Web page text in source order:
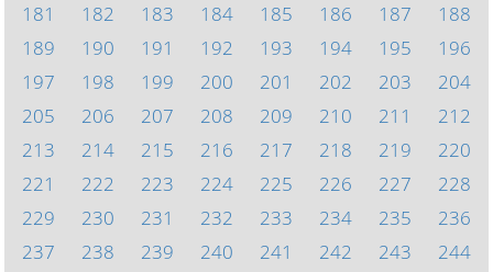
181
182 183 184 185 186 187
188
189
190 191 192 193 194 195
196
197
198 199 200 201 202 203
204
205
206 207 208 209 210 211
212
213
214 215 216 217 218 219
220
221
222 223 224 225 226 227
228
229
230 231 232 233 234 235
236
237
238 239 240 241 242 243
244